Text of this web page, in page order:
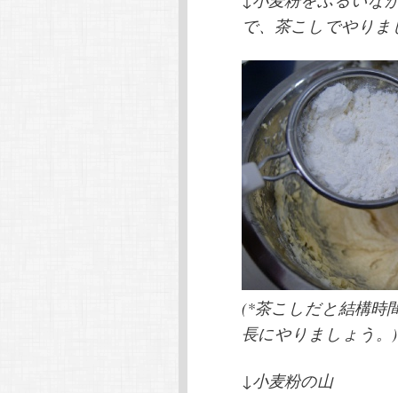
で、茶こしでやりま
(*茶こしだと結構時
長にやりましょう。)
↓小麦粉の山